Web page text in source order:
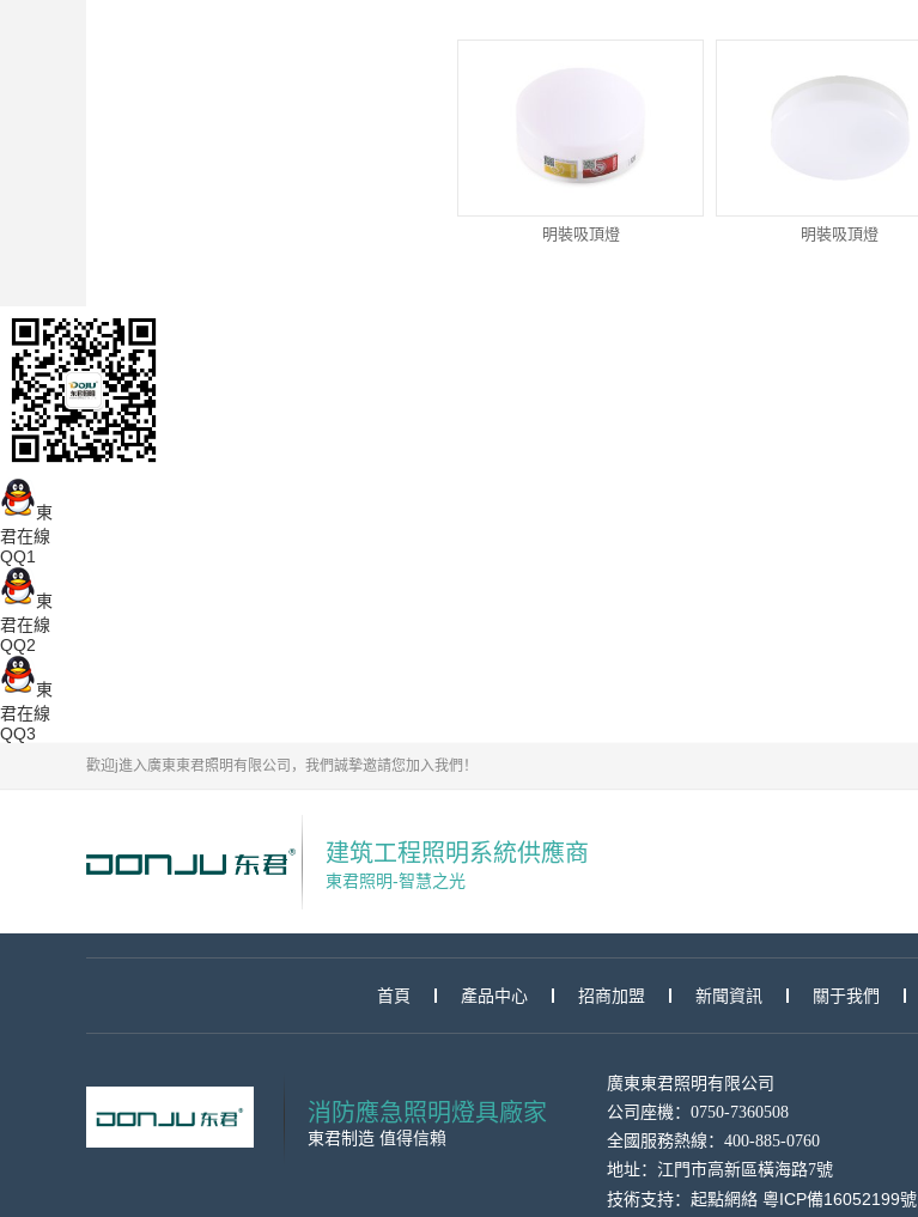
明裝吸頂燈 明裝吸頂燈
東
君在線
QQ1
東
君在線
QQ2
東
君在線
QQ3
歡迎j進入廣東東君照明有限公司，我們誠摯邀請您加入我們！
建筑工程照明系統供應商
東君照明-智慧之光
首頁 產品中心 招商加盟 新聞資訊 關于我們
消防應急照明燈具廠家
東君制造 值得信賴
廣東東君照明有限公司
公司座機：0750-7360508
全國服務熱線：400-885-0760
地址： 江門市高新區橫海路7號
技術支持： 起點網絡 粵ICP備16052199號